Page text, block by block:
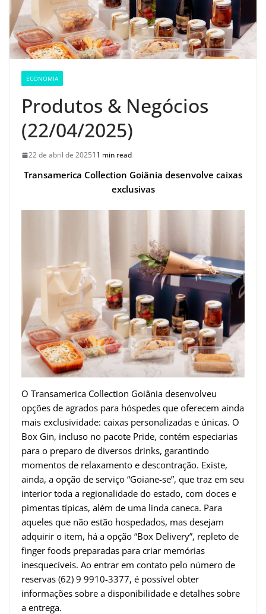
ECONOMIA
Produtos & Negócios
(22/04/2025)
22 de abril de 202511 min read
Transamerica Collection Goiânia desenvolve caixas
exclusivas
O Transamerica Collection Goiânia desenvolveu
opções de agrados para hóspedes que oferecem ainda
mais exclusividade: caixas personalizadas e únicas. O
Box Gin, incluso no pacote Pride, contém especiarias
para o preparo de diversos drinks, garantindo
momentos de relaxamento e descontração. Existe,
ainda, a opção de serviço “Goiane-se”, que traz em seu
interior toda a regionalidade do estado, com doces e
pimentas típicas, além de uma linda caneca. Para
aqueles que não estão hospedados, mas desejam
adquirir o item, há a opção “Box Delivery”, repleto de
finger foods preparadas para criar memórias
inesquecíveis. Ao entrar em contato pelo número de
reservas (62) 9 9910-3377, é possível obter
informações sobre a disponibilidade e detalhes sobre
a entrega.